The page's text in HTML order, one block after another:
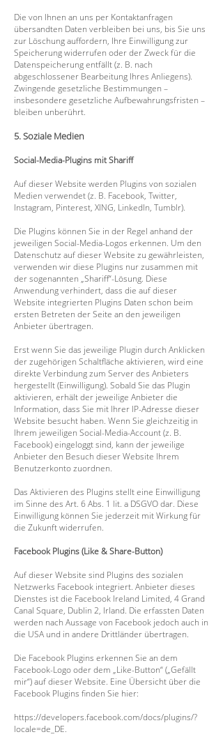
Die von Ihnen an uns per Kontaktanfragen
übersandten Daten verbleiben bei uns, bis Sie uns
zur Löschung auffordern, Ihre Einwilligung zur
Speicherung widerrufen oder der Zweck für die
Datenspeicherung entfällt (z. B. nach
abgeschlossener Bearbeitung Ihres Anliegens).
Zwingende gesetzliche Bestimmungen –
insbesondere gesetzliche Aufbewahrungsfristen –
bleiben unberührt.
5. Soziale Medien
Social-Media-Plugins mit Shariff
Auf dieser Website werden Plugins von sozialen
Medien verwendet (z. B. Facebook, Twitter,
Instagram, Pinterest, XING, LinkedIn, Tumblr).
Die Plugins können Sie in der Regel anhand der
jeweiligen Social-Media-Logos erkennen. Um den
Datenschutz auf dieser Website zu gewährleisten,
verwenden wir diese Plugins nur zusammen mit
der sogenannten „Shariff“-Lösung. Diese
Anwendung verhindert, dass die auf dieser
Website integrierten Plugins Daten schon beim
ersten Betreten der Seite an den jeweiligen
Anbieter übertragen.
Erst wenn Sie das jeweilige Plugin durch Anklicken
der zugehörigen Schaltfläche aktivieren, wird eine
direkte Verbindung zum Server des Anbieters
hergestellt (Einwilligung). Sobald Sie das Plugin
aktivieren, erhält der jeweilige Anbieter die
Information, dass Sie mit Ihrer IP-Adresse dieser
Website besucht haben. Wenn Sie gleichzeitig in
Ihrem jeweiligen Social-Media-Account (z. B.
Facebook) eingeloggt sind, kann der jeweilige
Anbieter den Besuch dieser Website Ihrem
Benutzerkonto zuordnen.
Das Aktivieren des Plugins stellt eine Einwilligung
im Sinne des Art. 6 Abs. 1 lit. a DSGVO dar. Diese
Einwilligung können Sie jederzeit mit Wirkung für
die Zukunft widerrufen.
Facebook Plugins (Like & Share-Button)
Auf dieser Website sind Plugins des sozialen
Netzwerks Facebook integriert. Anbieter dieses
Dienstes ist die Facebook Ireland Limited, 4 Grand
Canal Square, Dublin 2, Irland. Die erfassten Daten
werden nach Aussage von Facebook jedoch auch in
die USA und in andere Drittländer übertragen.
Die Facebook Plugins erkennen Sie an dem
Facebook-Logo oder dem „Like-Button“ („Gefällt
mir“) auf dieser Website. Eine Übersicht über die
Facebook Plugins finden Sie hier:
https://developers.facebook.com/docs/plugins/?
locale=de_DE.